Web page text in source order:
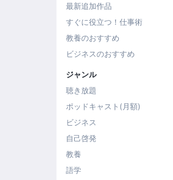
最新追加作品
すぐに役立つ！仕事術
教養のおすすめ
ビジネスのおすすめ
ジャンル
聴き放題
ポッドキャスト(月額)
ビジネス
自己啓発
教養
語学